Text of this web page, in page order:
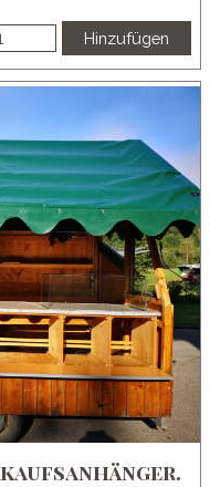
Hinzufügen